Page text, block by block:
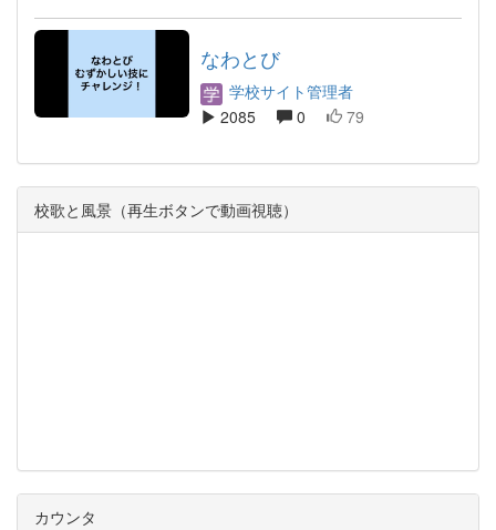
なわとび
学校サイト管理者
2085
0 79
校歌と風景（再生ボタンで動画視聴）
カウンタ